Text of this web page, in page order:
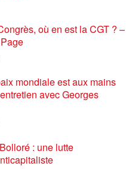
où en est la CGT ? –
mondiale est aux mains
avec Georges
: une lutte